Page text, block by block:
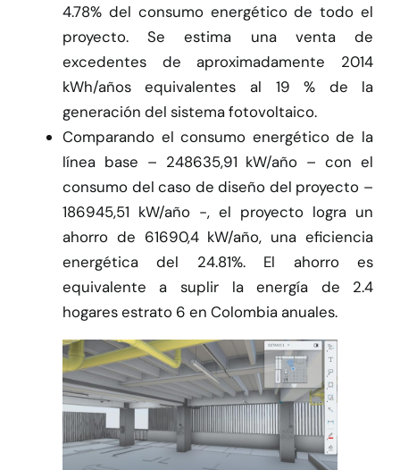
4.78% del consumo energético de todo el
proyecto. Se estima una venta de
excedentes de aproximadamente 2014
kWh/años equivalentes al 19 % de la
generación del sistema fotovoltaico.
Comparando el consumo energético de la
línea base – 248635,91 kW/año – con el
consumo del caso de diseño del proyecto –
186945,51 kW/año -, el proyecto logra un
ahorro de 61690,4 kW/año, una eficiencia
energética del 24.81%. El ahorro es
equivalente a suplir la energía de 2.4
hogares estrato 6 en Colombia anuales.